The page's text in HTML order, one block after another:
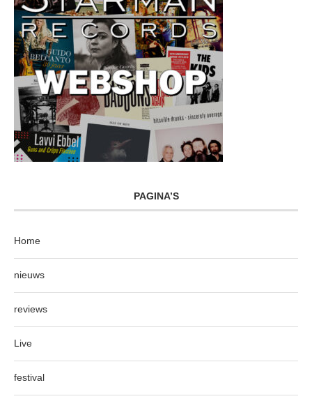
PAGINA’S
Home
nieuws
reviews
Live
festival